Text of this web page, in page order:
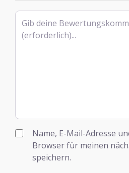
Rezensionstext
Name, E-Mail-Adresse
Browser für meinen
speichern.